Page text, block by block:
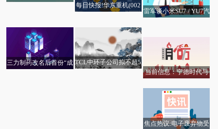
每日快报!华东重机(002
尼（Adani）集团的中标
通知书
雷军谈小米SU7 / YU7汽
点播报
三力制药改名后首份“成 TCL中环子公司拟不超5
到一千万台 新资讯
当前信息：宁德时代与
框架协议
焦点热议:电子废弃物受